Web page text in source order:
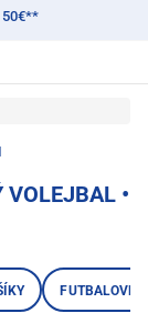
50€**
VOLEJBAL •
FUTBALOVÉ